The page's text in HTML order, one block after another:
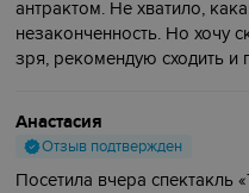
антрактом. Не хватило,
незаконченность. Но хочу
зря, рекомендую сходить и
Анастасия
Отзыв подтвержден
Посетила вчера спектакль